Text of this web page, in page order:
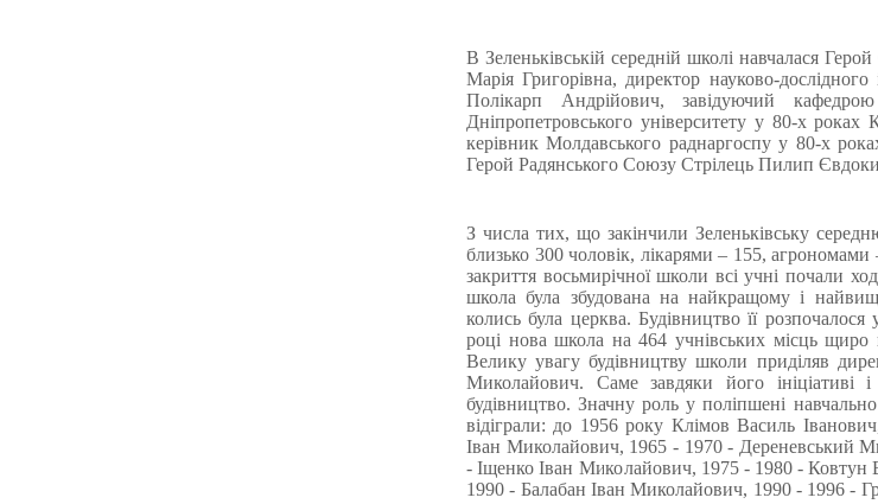
В Зеленьківській середній школі навчалася
Марія Григорівна, директор науково-дослідного
Полікарп Андрійович, завідуючий кафедрою
Дніпропетровського університету у 80-х роках
керівник Молдавського раднаргоспу у 80-х
Герой Радянського Союзу Стрілець Пилип
З числа тих, що закінчили Зеленьківську
близько 300 чоловік, лікарями – 155,
закриття восьмирічної школи всі учні почали
школа була збудована на найкращому і
колись була церква. Будівництво її
році нова школа на 464 учнівських місць щиро
Велику увагу будівництву школи приділяв
Миколайович. Саме завдяки його ініціативі і
будівництво. Значну роль у поліпшені
відіграли: до 1956 року Клімов Василь
Іван Миколайович, 1965 - 1970 - Дереневський
- Іщенко Іван Миколайович, 1975 - 1980 -
1990 - Балабан Іван Миколайович, 1990 - 1996 -